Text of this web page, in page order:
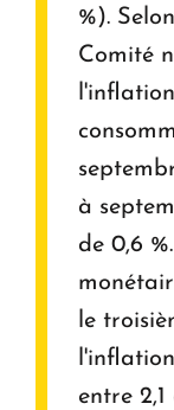
%).
Comité
à
de 0,6
le
entre